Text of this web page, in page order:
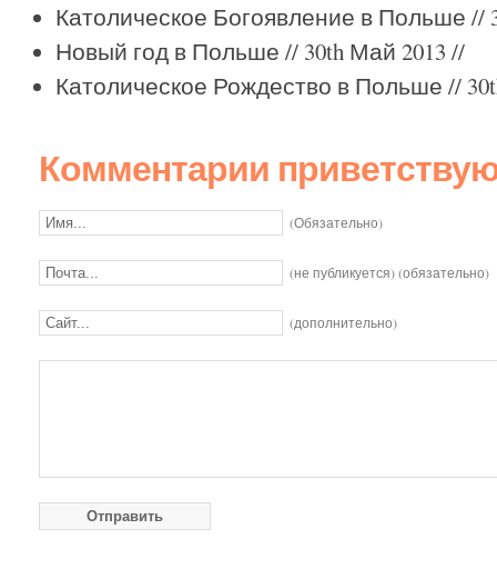
Католическое Богоявление в Польше //
Новый год в Польше // 30th Май 2013 //
Католическое Рождество в Польше //
Комментарии
(Обязательно)
(не публикуется) (обязательно)
(дополнительно)